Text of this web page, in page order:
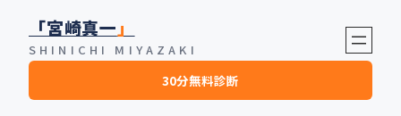
「宮崎真一 」
SHINICHI MIYAZAKI
30分無料診断